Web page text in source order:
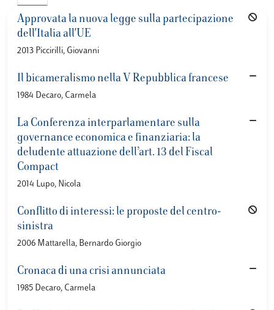
Approvata la nuova legge sulla partecipazione
dell'Italia all'UE
2013 Piccirilli, Giovanni
Il bicameralismo nella V Repubblica francese
1984 Decaro, Carmela
La Conferenza interparlamentare sulla
governance economica e finanziaria: la
deludente attuazione dell’art. 13 del Fiscal
Compact
2014 Lupo, Nicola
Conflitto di interessi: le proposte del centro-
sinistra
2006 Mattarella, Bernardo Giorgio
Cronaca di una crisi annunciata
1985 Decaro, Carmela